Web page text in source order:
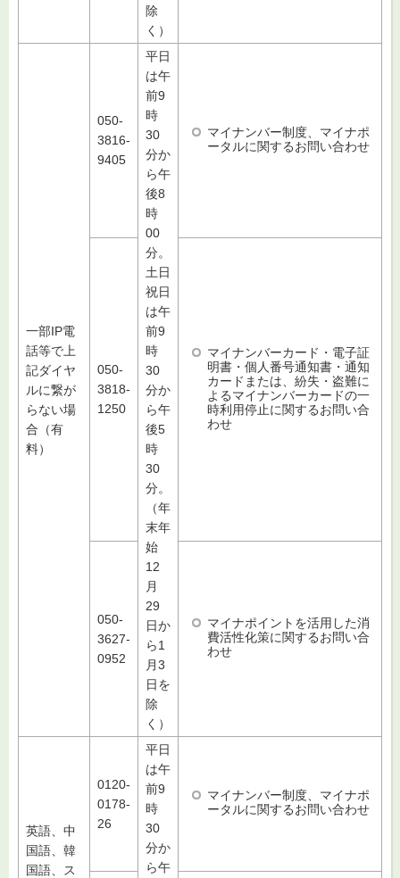
除
く）
一部IP電
話等で上
記ダイヤ
ルに繋が
らない場
合（有
料）
050-
3816-
9405
平日
は午
前9
時
30
分か
ら午
後8
時
00
分。
土日
祝日
は午
前9
時
30
分か
ら午
後5
時
30
分。
（年
末年
始
12
月
29
日か
ら1
月3
日を
除
く）
マイナンバー制度、マイナポ
ータルに関するお問い合わせ
050-
3818-
1250
マイナンバーカード・電子証
明書・個人番号通知書・通知
カードまたは、紛失・盗難に
よるマイナンバーカードの一
時利用停止に関するお問い合
わせ
050-
3627-
0952
マイナポイントを活用した消
費活性化策に関するお問い合
わせ
英語、中
国語、韓
国語、ス
0120-
0178-
26
平日
は午
前9
時
30
分か
ら午
マイナンバー制度、マイナポ
ータルに関するお問い合わせ